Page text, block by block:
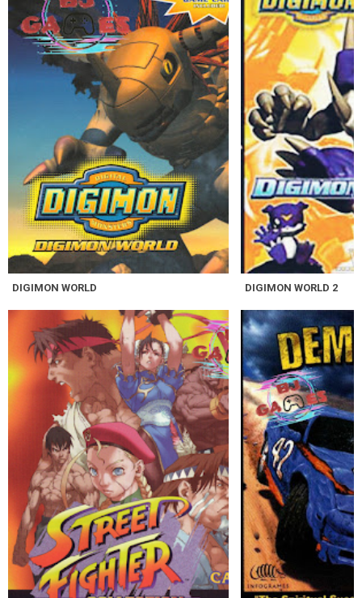
DIGIMON WORLD DIGIMON WORLD 2